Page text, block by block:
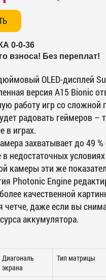
0-0-36
взноса! Без переплат!
OLED-дисплей
версия A15 Bionic
работу игр со сложной
радовать геймеров –
в играх.
захватывает до 49
недостаточных
камеры эти же
Photonic Engine
качественной
четче, даже если вы
аккумулятора.
Диагональ
экрана
Тип матрицы